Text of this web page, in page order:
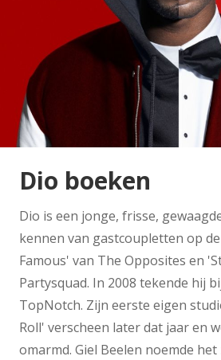
Dio boeken
Dio is een jonge, frisse,
kennen van gastcoupletten op
Famous' van The Opposites en
Partysquad. In 2008 tekende hij
TopNotch. Zijn eerste eigen
Roll' verscheen later dat jaar en
omarmd. Giel Beelen noemde